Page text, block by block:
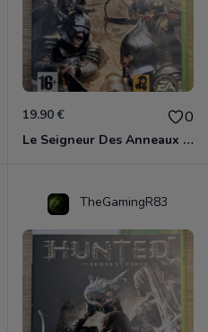
19.90 € 0
Le Seigneur Des Anneaux - L'âge Des Conquêtes Xbox 360
TheGamingR83